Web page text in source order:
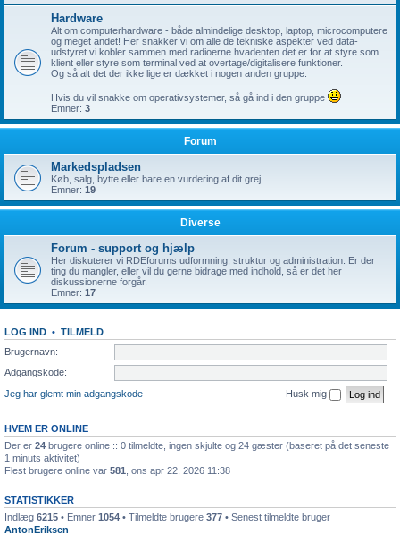
Hardware
Alt om computerhardware - både almindelige desktop, laptop, microcomputere
og meget andet! Her snakker vi om alle de tekniske aspekter ved data-
udstyret vi kobler sammen med radioerne hvadenten det er for at styre som
klient eller styre som terminal ved at overtage/digitalisere funktioner.
Og så alt det der ikke lige er dækket i nogen anden gruppe.
Hvis du vil snakke om operativsystemer, så gå ind i den gruppe
Emner: 3
Forum
Markedspladsen
Køb, salg, bytte eller bare en vurdering af dit grej
Emner: 19
Diverse
Forum - support og hjælp
Her diskuterer vi RDEforums udformning, struktur og administration. Er der
ting du mangler, eller vil du gerne bidrage med indhold, så er det her
diskussionerne forgår.
Emner: 17
LOG IND • TILMELD
Brugernavn:
Adgangskode:
Jeg har glemt min adgangskode
Husk mig
HVEM ER ONLINE
Der er 24 brugere online :: 0 tilmeldte, ingen skjulte og 24 gæster (baseret på det seneste
1 minuts aktivitet)
Flest brugere online var 581 , ons apr 22, 2026 11:38
STATISTIKKER
Indlæg 6215 • Emner 1054 • Tilmeldte brugere 377 • Senest tilmeldte bruger
AntonEriksen